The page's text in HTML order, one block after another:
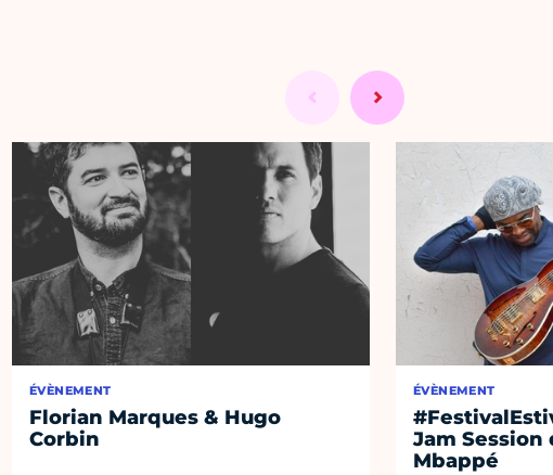
ÉVÈNEMENT
Florian Marques & Hugo
Corbin
ÉVÈNEMENT
Jam Session
Mbappé